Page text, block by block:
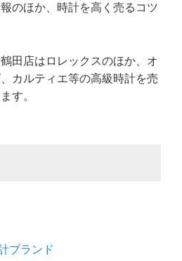
のほか、時計を高く売るコツ
田店はロレックスのほか、オ
カルティエ等の高級時計を売
す。
ブランド